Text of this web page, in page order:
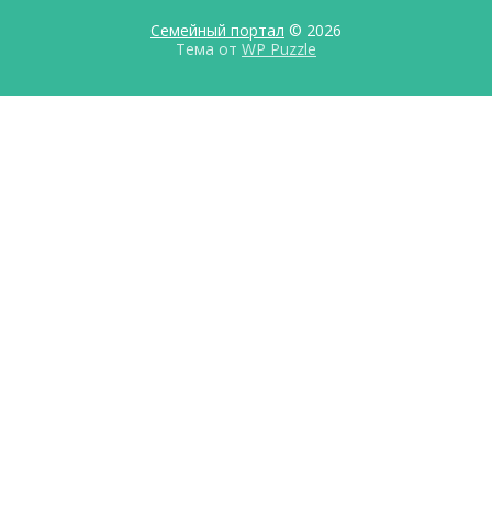
Семейный портал © 2026
Тема от WP Puzzle